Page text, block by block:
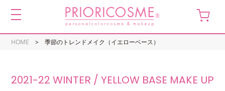
HOME 季節のトレンドメイク（イエローベース）
toggle
navigation